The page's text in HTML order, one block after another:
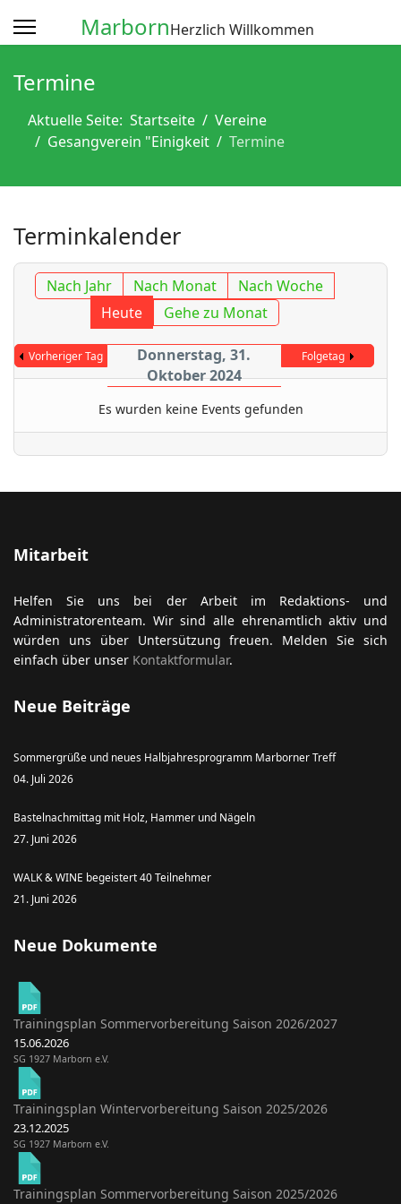
MarbornHerzlich Willkommen
Termine
Aktuelle Seite: Startseite
Vereine
Gesangverein "Einigkeit
Termine
Terminkalender
Nach Jahr Nach Monat
Nach Woche
Heute
Gehe zu Monat
Vorheriger Tag
Donnerstag, 31.
Oktober 2024
Folgetag
Es wurden keine Events gefunden
Mitarbeit
Helfen Sie uns bei der Arbeit im Redaktions- und
Administratorenteam. Wir sind alle ehrenamtlich aktiv und
würden uns über Untersützung freuen. Melden Sie sich
einfach über unser Kontaktformular.
Neue Beiträge
Sommergrüße und neues Halbjahresprogramm Marborner Treff
04. Juli 2026
Bastelnachmittag mit Holz, Hammer und Nägeln
27. Juni 2026
WALK & WINE begeistert 40 Teilnehmer
21. Juni 2026
Neue Dokumente
Trainingsplan Sommervorbereitung Saison 2026/2027
15.06.2026
SG 1927 Marborn e.V.
Trainingsplan Wintervorbereitung Saison 2025/2026
23.12.2025
SG 1927 Marborn e.V.
Trainingsplan Sommervorbereitung Saison 2025/2026